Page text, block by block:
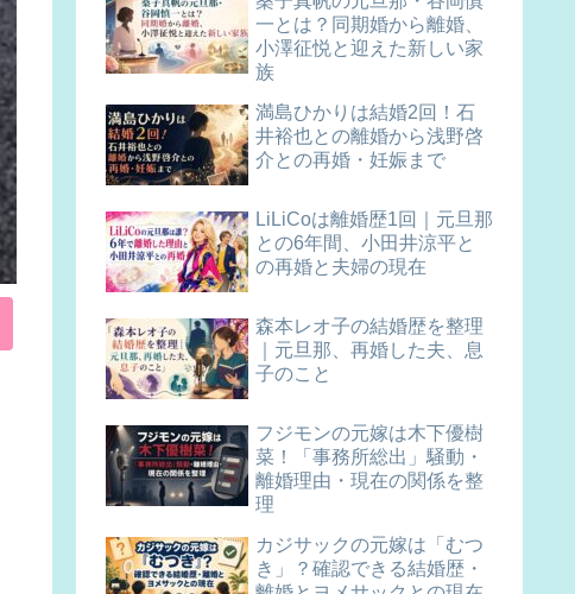
一とは？同期婚から離婚、
小澤征悦と迎えた新しい家
族
満島ひかりは結婚2回！石
井裕也との離婚から浅野啓
介との再婚・妊娠まで
LiLiCoは離婚歴1回｜元旦那
との6年間、小田井涼平と
の再婚と夫婦の現在
森本レオ子の結婚歴を整理
｜元旦那、再婚した夫、息
子のこと
フジモンの元嫁は木下優樹
菜！「事務所総出」騒動・
離婚理由・現在の関係を整
理
カジサックの元嫁は「むつ
き」？確認できる結婚歴・